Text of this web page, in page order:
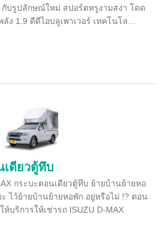
บรูปลักษณ์ใหม่ สปอร์ตหรูงามสง่า โดด
1.9 ดีดีไอบลูเพาเวอร์ เทคโนโล...
เดียวตู้ทึบ
กระบะตอนเดียวตู้ทึบ ย้ายบ้านย้ายหอ
ไว้ย้ายบ้านย้ายหอพัก อยู่หรือไม่ !? ตอน
ห้บริการให้เช่ารถ ISUZU D-MAX